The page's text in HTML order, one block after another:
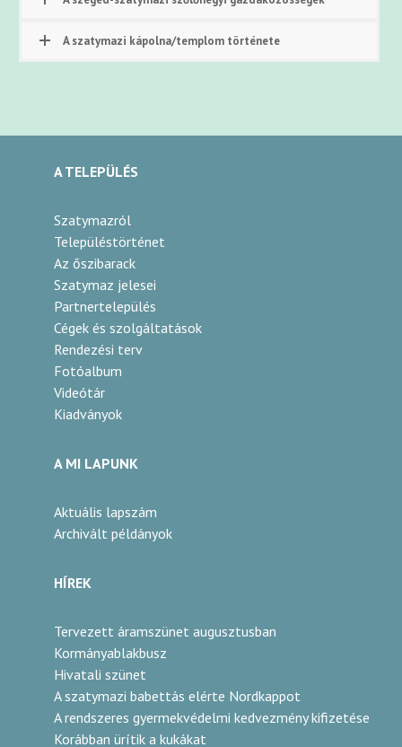
A szatymazi kápolna/templom története
A TELEPÜLÉS
Szatymazról
Településtörténet
Az őszibarack
Szatymaz jelesei
Partnertelepülés
Cégek és szolgáltatások
Rendezési terv
Fotóalbum
Videótár
Kiadványok
A MI LAPUNK
Aktuális lapszám
Archivált példányok
HÍREK
Tervezett áramszünet augusztusban
Kormányablakbusz
Hivatali szünet
A szatymazi babettás elérte Nordkappot
A rendszeres gyermekvédelmi kedvezmény kifizetése
Korábban ürítik a kukákat